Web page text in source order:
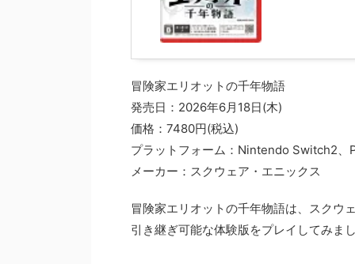
冒険家エリオットの千年物語
発売日：2026年6月18日(木)
価格：7480円(税込)
プラットフォーム：Nintendo Switch2
メーカー：スクウェア・エニックス
冒険家エリオットの千年物語は、スクウ
引き継ぎ可能な体験版をプレイしてみま